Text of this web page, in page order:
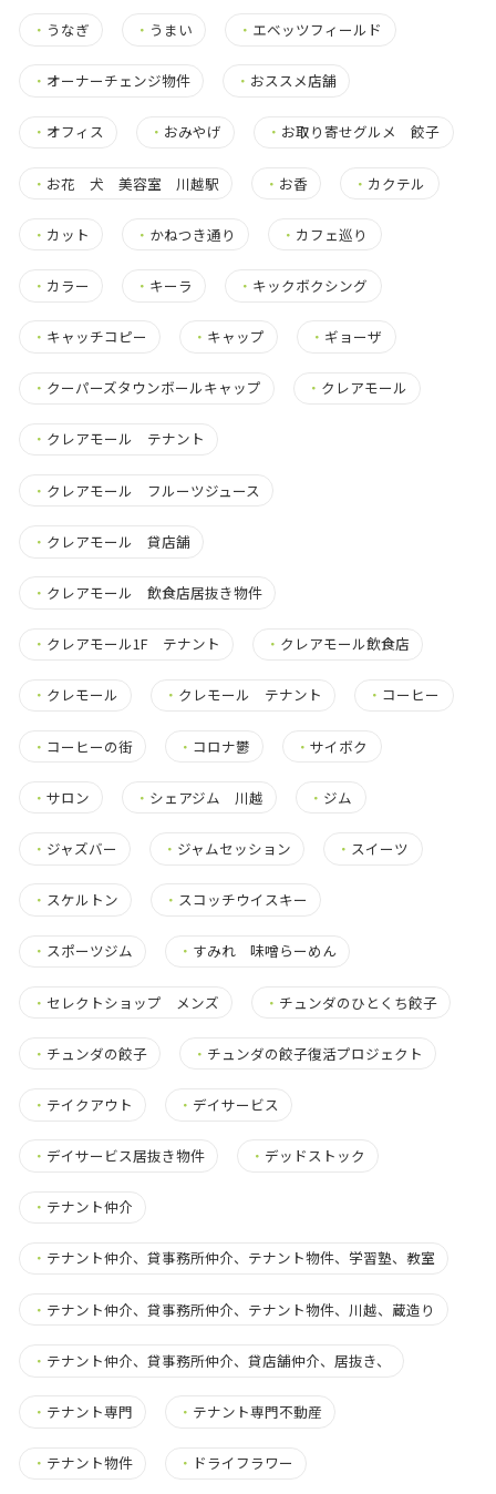
・ うなぎ ・ うまい ・ エベッツフィールド
・ オーナーチェンジ物件 ・ おススメ店舗
・ オフィス ・ おみやげ ・ お取り寄せグルメ 餃子
・ お花 犬 美容室 川越駅 ・ お香 ・ カクテル
・ カット ・ かねつき通り ・ カフェ巡り
・ カラー ・ キーラ ・ キックボクシング
・ キャッチコピー ・ キャップ ・ ギョーザ
・ クーパーズタウンボールキャップ ・ クレアモール
・ クレアモール テナント
・ クレアモール フルーツジュース
・ クレアモール 貸店舗
・ クレアモール 飲食店居抜き物件
・ クレアモール1F テナント ・ クレアモール飲食店
・ クレモール ・ クレモール テナント ・ コーヒー
・ コーヒーの街 ・ コロナ鬱 ・サイボク
・ サロン ・ シェアジム 川越 ・ ジム
・ ジャズバー ・ ジャムセッション ・ スイーツ
・ スケルトン ・ スコッチウイスキー
・ スポーツジム ・ すみれ 味噌らーめん
・ セレクトショップ メンズ ・ チュンダのひとくち餃子
・ チュンダの餃子 ・ チュンダの餃子復活プロジェクト
・ テイクアウト ・ デイサービス
・ デイサービス居抜き物件 ・ デッドストック
・ テナント仲介
・ テナント仲介、貸事務所仲介、テナント物件、学習塾、教室
・ テナント仲介、貸事務所仲介、テナント物件、川越、蔵造り
・ テナント仲介、貸事務所仲介、貸店舗仲介、居抜き、
・ テナント専門 ・ テナント専門不動産
・ テナント物件 ・ ドライフラワー